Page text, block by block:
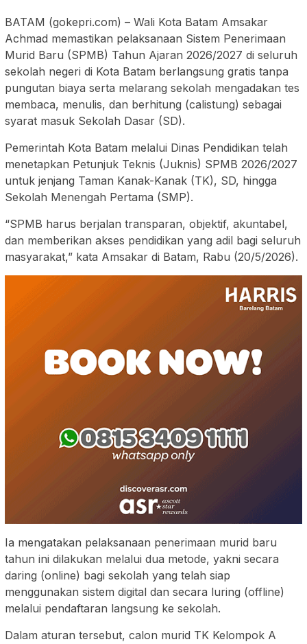
BATAM (gokepri.com) – Wali Kota Batam Amsakar
Achmad memastikan pelaksanaan Sistem Penerimaan
Murid Baru (SPMB) Tahun Ajaran 2026/2027 di seluruh
sekolah negeri di Kota Batam berlangsung gratis tanpa
pungutan biaya serta melarang sekolah mengadakan tes
membaca, menulis, dan berhitung (calistung) sebagai
syarat masuk Sekolah Dasar (SD).
Pemerintah Kota Batam melalui Dinas Pendidikan telah
menetapkan Petunjuk Teknis (Juknis) SPMB 2026/2027
untuk jenjang Taman Kanak-Kanak (TK), SD, hingga
Sekolah Menengah Pertama (SMP).
“SPMB harus berjalan transparan, objektif, akuntabel,
dan memberikan akses pendidikan yang adil bagi seluruh
masyarakat,” kata Amsakar di Batam, Rabu (20/5/2026).
Ia mengatakan pelaksanaan penerimaan murid baru
tahun ini dilakukan melalui dua metode, yakni secara
daring (online) bagi sekolah yang telah siap
menggunakan sistem digital dan secara luring (offline)
melalui pendaftaran langsung ke sekolah.
Dalam aturan tersebut, calon murid TK Kelompok A